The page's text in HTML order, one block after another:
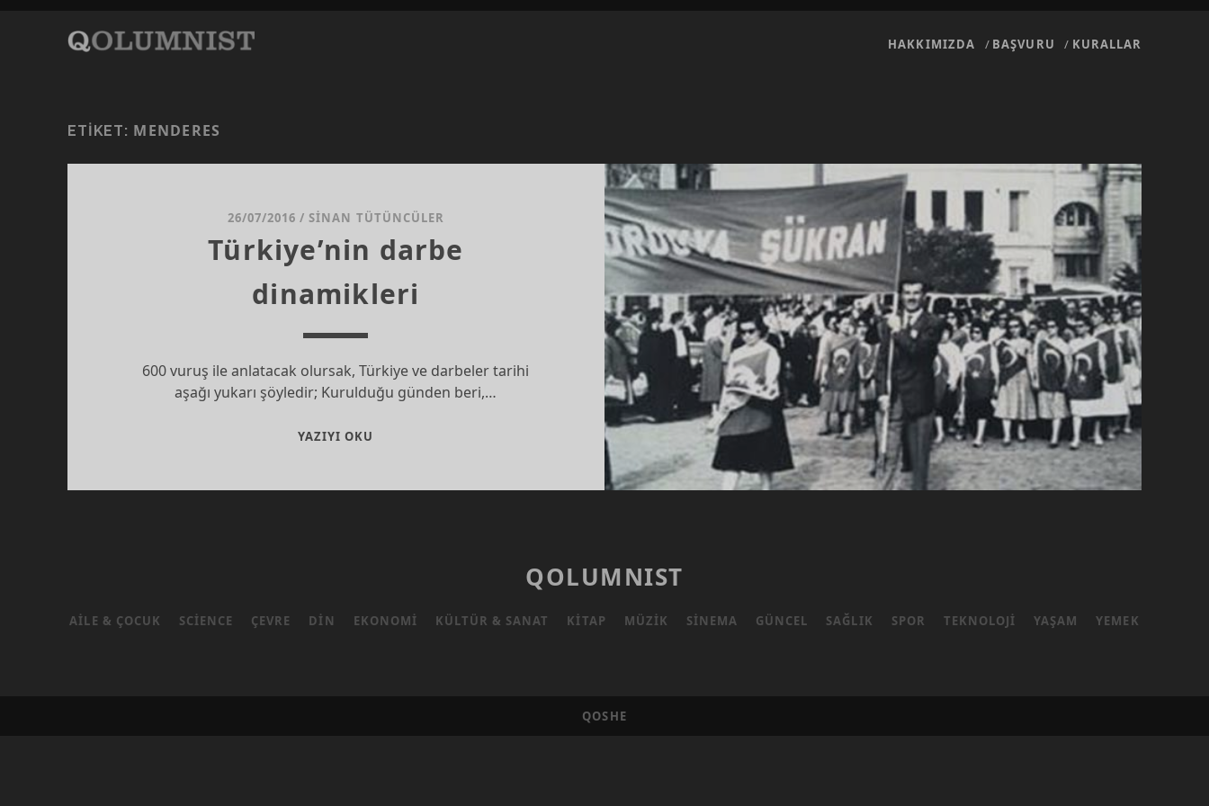
HAKKIMIZDA BAŞVURU KURALLAR
ETIKET: MENDERES
26/07/2016 /SINAN TÜTÜNCÜLER
Türkiye’nin darbe
dinamikleri
600 vuruş ile anlatacak olursak, Türkiye ve darbeler tarihi
aşağı yukarı şöyledir; Kurulduğu günden beri,…
YAZIYI OKU
QOLUMNIST
AILE & ÇOCUK SCIENCE ÇEVRE DIN EKONOMI KÜLTÜR & SANAT KITAP MÜZIK SINEMA GÜNCEL SAĞLIK SPOR TEKNOLOJI YAŞAM YEMEK
QOSHE